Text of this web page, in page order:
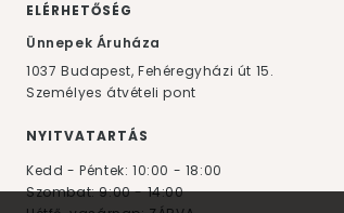
ELÉRHETŐSÉG
Ünnepek Áruháza
1037 Budapest, Fehéregyházi út 15.
Személyes átvételi pont
NYITVATARTÁS
Kedd - Péntek: 10:00 - 18:00
Szombat: 9:00 - 14:00